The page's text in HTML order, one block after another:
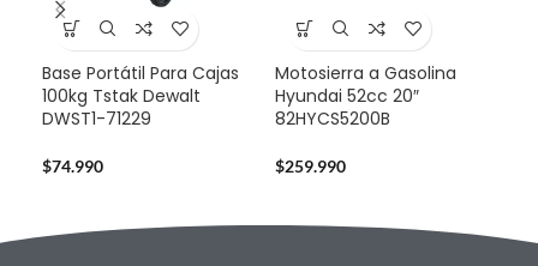
Base Portátil Para Cajas
100kg Tstak Dewalt
DWST1-71229
$74.990
Motosierra a Gasolina
Hyundai 52cc 20″
82HYCS5200B
$259.990